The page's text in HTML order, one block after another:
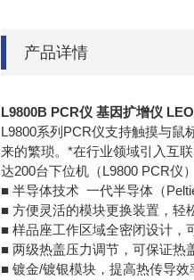
产品详情
L9800B PCR仪 基因扩增仪
L9800系列PCR仪支持触摸与鼠
来的繁琐。*在行业领域引入互
达200台下位机（L9800 PCR仪
■ 半导体技术 一代半导体（
■ 方便灵活的模块更换装置，轻
■ 样品座工作区域全密闭设计，
■ 两级热盖压力调节，可保证热
■ 镀金/镀银模块，提高热传导效